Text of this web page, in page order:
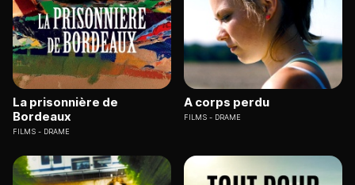
La prisonnière de
Bordeaux
FILMS DRAME
A corps perdu
FILMS DRAME